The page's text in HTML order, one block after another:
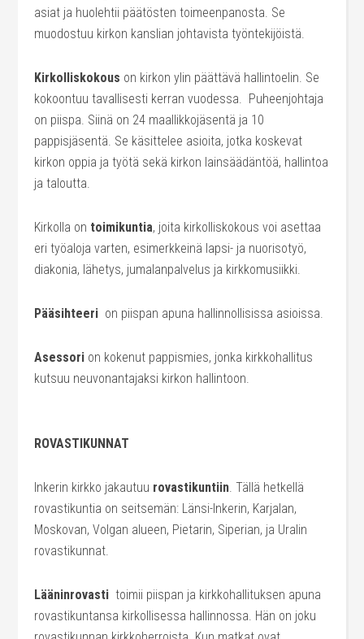
asiat ja huolehtii päätösten toimeenpanosta. Se
muodostuu kirkon kanslian johtavista työntekijöistä.
Kirkolliskokous on kirkon ylin päättävä hallintoelin. Se
kokoontuu tavallisesti kerran vuodessa. Puheenjohtaja
on piispa. Siinä on 24 maallikkojäsentä ja 10
pappisjäsentä. Se käsittelee asioita, jotka koskevat
kirkon oppia ja työtä sekä kirkon lainsäädäntöä, hallintoa
ja taloutta.
Kirkolla on toimikuntia, joita kirkolliskokous voi asettaa
eri työaloja varten, esimerkkeinä lapsi- ja nuorisotyö,
diakonia, lähetys, jumalanpalvelus ja kirkkomusiikki.
Pääsihteeri on piispan apuna hallinnollisissa asioissa.
Asessori on kokenut pappismies, jonka kirkkohallitus
kutsuu neuvonantajaksi kirkon hallintoon.
ROVASTIKUNNAT
Inkerin kirkko jakautuu rovastikuntiin. Tällä hetkellä
rovastikuntia on seitsemän: Länsi-Inkerin, Karjalan,
Moskovan, Volgan alueen, Pietarin, Siperian, ja Uralin
rovastikunnat.
Lääninrovasti toimii piispan ja kirkkohallituksen apuna
rovastikuntansa kirkollisessa hallinnossa. Hän on joku